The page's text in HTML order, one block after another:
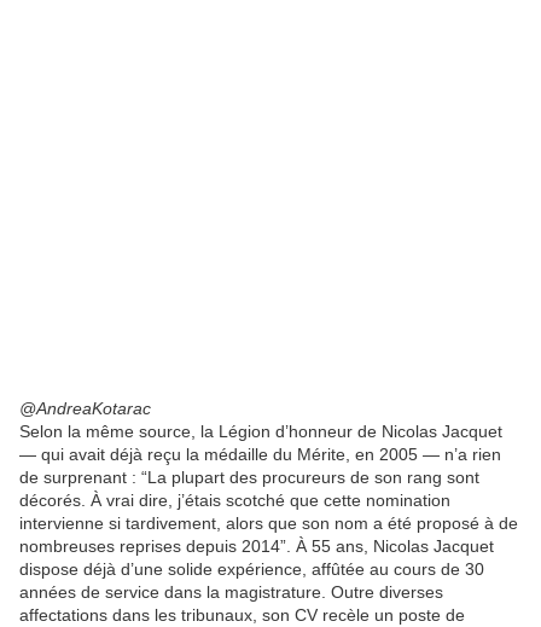
@AndreaKotarac
Selon la même source, la Légion d’honneur de Nicolas Jacquet
— qui avait déjà reçu la médaille du Mérite, en 2005 — n’a rien
de surprenant : “La plupart des procureurs de son rang sont
décorés. À vrai dire, j’étais scotché que cette nomination
intervienne si tardivement, alors que son nom a été proposé à de
nombreuses reprises depuis 2014”. À 55 ans, Nicolas Jacquet
dispose déjà d’une solide expérience, affûtée au cours de 30
années de service dans la magistrature. Outre diverses
affectations dans les tribunaux, son CV recèle un poste de